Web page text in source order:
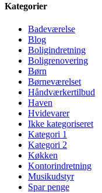
Kategorier
Badeværelse
Blog
Boligindretning
Boligrenovering
Børn
Børneværelset
Håndværkertilbud
Haven
Hvidevarer
Ikke kategoriseret
Kategori 1
Kategori 2
Køkken
Kontorindretning
Musikudstyr
Spar penge